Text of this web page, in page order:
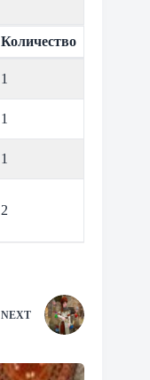
Количество
1
1
1
2
NEXT